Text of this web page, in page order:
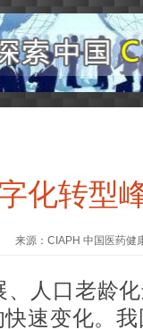
化转型
源：CIAPH 中国医药健
、人口老龄
速变化。